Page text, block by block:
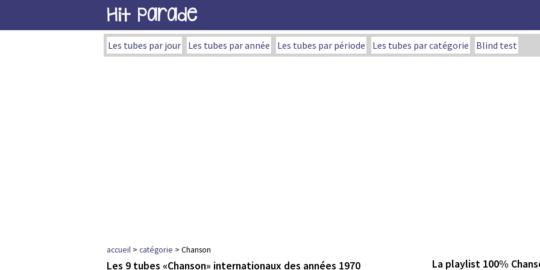
Hit Parade
Les tubes par jour Les tubes par année Les tubes par période Les tubes par catégorie Blind test
accueil > catégorie > Chanson
La playlist 100%
Les 9 tubes «Chanson» internationaux des années 1970